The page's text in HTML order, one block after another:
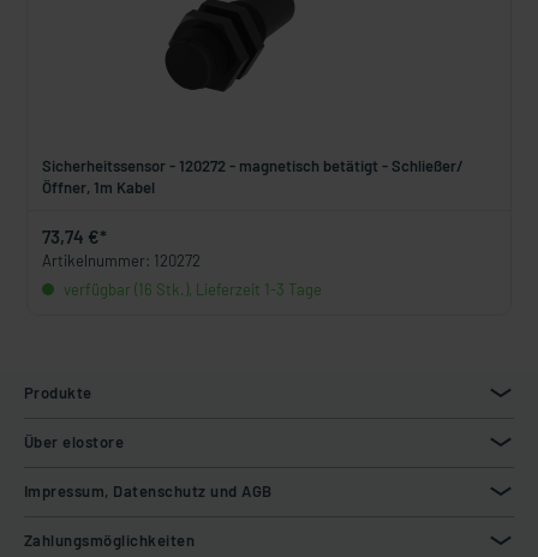
Sicherheitssensor - 120272 - magnetisch betätigt - Schließer/
Öffner, 1m Kabel
73,74 €*
Artikelnummer: 120272
verfügbar (16 Stk.), Lieferzeit 1-3 Tage
Produkte
Über elostore
Impressum, Datenschutz und AGB
Zahlungsmöglichkeiten